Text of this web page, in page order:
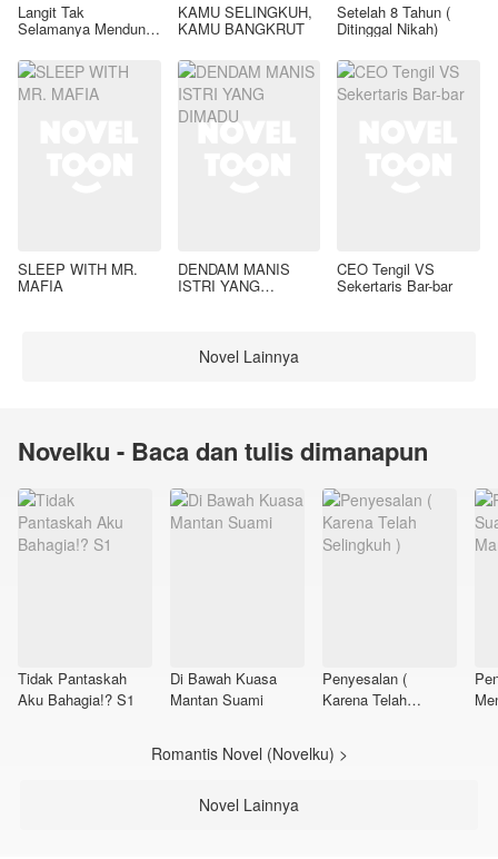
Langit Tak
Selamanya Mendung,
KAMU SELINGKUH,
KAMU BANGKRUT
Setelah 8 Tahun (
Ditinggal Nikah)
SLEEP WITH MR.
MAFIA
DENDAM MANIS
ISTRI YANG
CEO Tengil VS
Sekertaris Bar-bar
Novel Lainnya
Novelku - Baca dan tulis dimanapun
Tidak Pantaskah
Aku Bahagia!? S1
Di Bawah Kuasa
Mantan Suami
Penyesalan (
Karena Telah
Romantis Novel (Novelku) >
Novel Lainnya